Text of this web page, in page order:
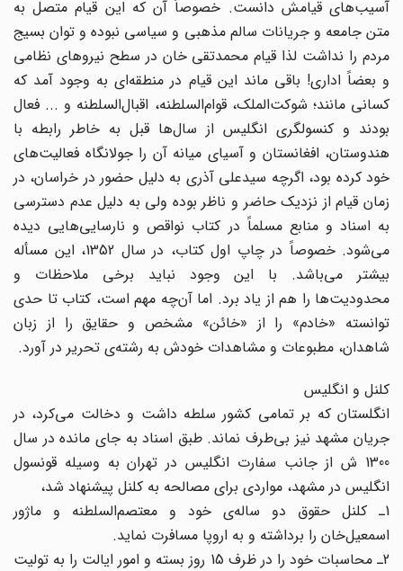
آسیب‌ها‌ی قیامش دانست. خصوصاً آن که این قیام متصل به
متن جامعه و جریانات سالم مذهبی و سیاسی نبوده و توان بسیج
مردم را نداشت لذا قیام محمدتقی خان در سطح نیروهای نظامی
و بعضاً اداری! باقی ماند این قیام در منطقه‌ای به وجود آمد که
کسانی مانند؛ شوکت‌الملک، قوام‌السلطنه، اقبال‌السلطنه و ... فعال
بودند و کنسولگری انگلیس از سال‌ها قبل به خاطر رابطه با
هندوستان، افغانستان و آسیای میانه آن را جولانگاه فعالیت‌های
خود کرده بود، اگرچه سیدعلی آذری به دلیل حضور در خراسان، در
زمان قیام از نزدیک حاضر و ناظر بوده ولی به دلیل عدم دسترسی
به اسناد و منابع مسلماً در کتاب نواقص و نارسایی‌هایی دیده
می‌شود. خصوصاً در چاپ اول کتاب، در سال 1352، این مسأله
بیشتر می‌باشد. با این وجود نباید برخی ملاحظات و
محدودیت‌ها را هم از یاد برد. اما آن‌چه مهم است، کتاب تا حدی
توانسته «خادم» را از «خائن» مشخص و حقایق را از زبان
شاهدان، مطبوعات و مشاهدات خودش به رشته‌ی تحریر در آورد.
کلنل و انگلیس
انگلستان که بر تمامی کشور سلطه داشت و دخالت می‌کرد، در
جریان مشهد نیز بی‌طرف نماند. طبق اسناد به جای مانده در سال
1300 ش از جانب سفارت انگلیس در تهران به وسیله قونسول
انگلیس در مشهد، مواردی برای مصالحه به کلنل پیشنهاد شد،
1ـ کلنل حقوق دو ساله‌ی خود و معتصم‌السلطنه و ماژور
اسمعیل‌خان را برداشته و به اروپا مسافرت نماید.
2ـ محاسبات خود را در ظرف 15 روز بسته و امور ایالت را به تولیت